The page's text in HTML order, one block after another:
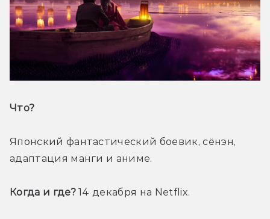
Что?
Японский фантастический боевик, сёнэн,
адаптация манги и аниме.
Когда и где? 14 декабря на Netflix.